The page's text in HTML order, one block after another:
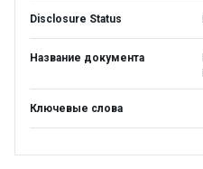
Disclosure Status
Название документа
Ключевые слова